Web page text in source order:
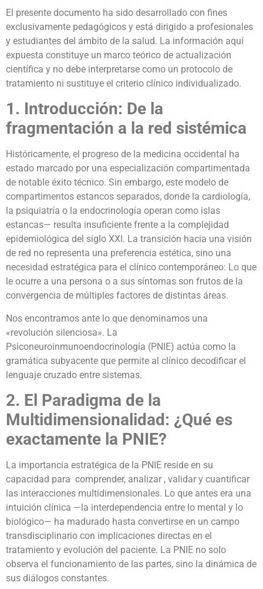
El presente documento ha sido desarrollado con fines
exclusivamente pedagógicos y está dirigido a profesionales
y estudiantes del ámbito de la salud. La información aquí
expuesta constituye un marco teórico de actualización
científica y no debe interpretarse como un protocolo de
tratamiento ni sustituye el criterio clínico individualizado.
1. Introducción: De la
fragmentación a la red sistémica
Históricamente, el progreso de la medicina occidental ha
estado marcado por una especialización compartimentada
de notable éxito técnico. Sin embargo, este modelo de
compartimentos estancos separados, donde la cardiología,
la psiquiatría o la endocrinología operan como islas
estancas— resulta insuficiente frente a la complejidad
epidemiológica del siglo XXI. La transición hacia una visión
de red no representa una preferencia estética, sino una
necesidad estratégica para el clínico contemporáneo: Lo que
le ocurre a una persona o a sus síntomas son frutos de la
convergencia de múltiples factores de distintas áreas.
Nos encontramos ante lo que denominamos una
«revolución silenciosa». La
Psiconeuroinmunoendocrinología (PNIE) actúa como la
gramática subyacente que permite al clínico decodificar el
lenguaje cruzado entre sistemas.
2. El Paradigma de la
Multidimensionalidad: ¿Qué es
exactamente la PNIE?
La importancia estratégica de la PNIE reside en su
capacidad para comprender, analizar , validar y cuantificar
las interacciones multidimensionales. Lo que antes era una
intuición clínica —la interdependencia entre lo mental y lo
biológico— ha madurado hasta convertirse en un campo
transdisciplinario con implicaciones directas en el
tratamiento y evolución del paciente. La PNIE no solo
observa el funcionamiento de las partes, sino la dinámica de
sus diálogos constantes.